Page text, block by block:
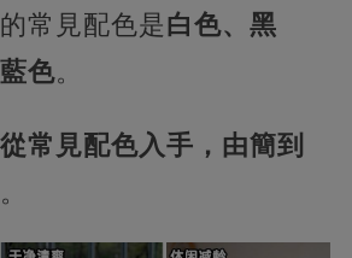
常見配色是白色、黑
色。
從常見配色入手，由簡到
。